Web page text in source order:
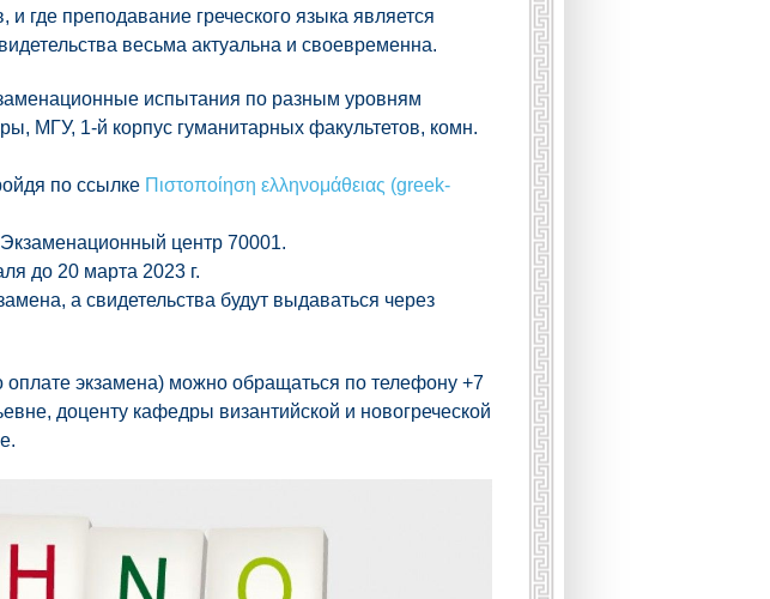
где преподавание греческого языка является
весьма актуальна и своевременна.
испытания по разным уровням
МГУ, 1-й корпус гуманитарных факультетов, комн.
по ссылке Πιστοποίηση ελληνομάθειας (greek-
центр 70001.
до 20 марта 2023 г.
а свидетельства будут выдаваться через
экзамена) можно обращаться по телефону +7
доценту кафедры византийской и новогреческой